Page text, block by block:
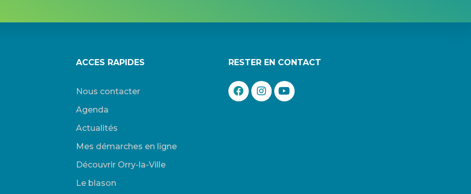
ACCES RAPIDES
Nous contacter
Agenda
Actualités
Mes démarches en ligne
Découvrir Orry-la-Ville
Le blason
RESTER EN CONTACT